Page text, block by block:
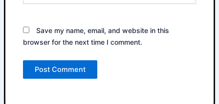
Save my name, email, and website in this
browser for the next time I comment.